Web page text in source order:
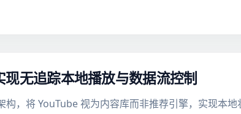
无追踪本地播放与数据流控制
，将 YouTube 视为内容库而非推荐引擎，实现本